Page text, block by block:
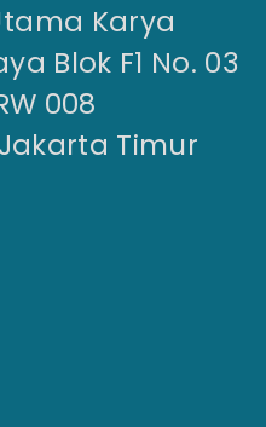
Karya
Blok F1 No. 03
008
Timur